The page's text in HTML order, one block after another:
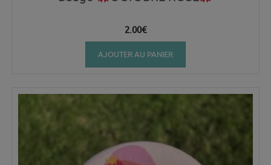
2.00€
AJOUTER AU PANIER